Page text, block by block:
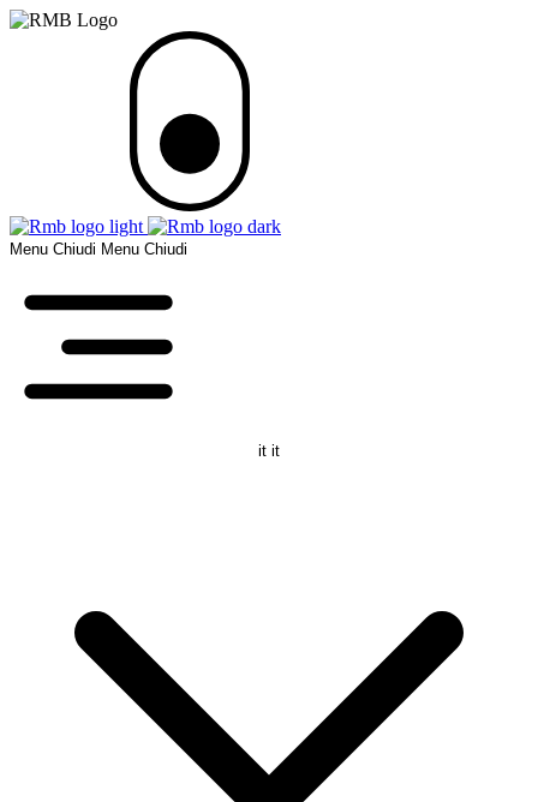
Menu Chiudi Menu Chiudi
it it